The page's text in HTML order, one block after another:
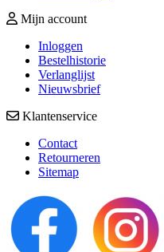
Mijn account
Inloggen
Bestelhistorie
Verlanglijst
Nieuwsbrief
Klantenservice
Contact
Retourneren
Sitemap